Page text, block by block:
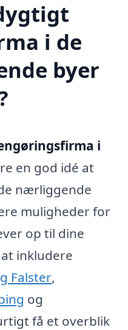
i de
byer
i
en god idé at
nærliggende
muligheder for
op til dine
inkludere
Falster,
og
få et overblik